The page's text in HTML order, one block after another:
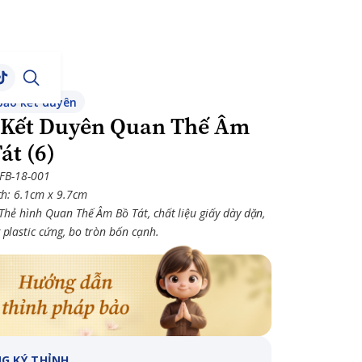
kết duyên
Duyên Quan Thế Âm
(6)
18-001
6.1cm x 9.7cm
hình Quan Thế Âm Bồ Tát, chất liệu giấy dày dặn,
plastic cứng, bo tròn bốn cạnh.